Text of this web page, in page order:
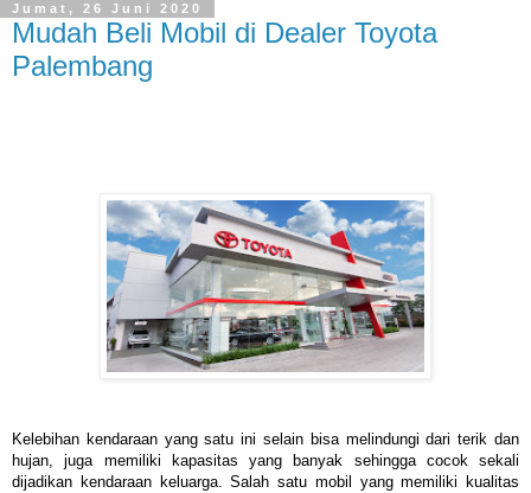
Jumat, 26 Juni 2020
Mudah Beli Mobil di Dealer Toyota
Palembang
Kelebihan kendaraan yang satu ini selain bisa melindungi dari terik dan
hujan, juga memiliki kapasitas yang banyak sehingga cocok sekali
dijadikan kendaraan keluarga. Salah satu mobil yang memiliki kualitas